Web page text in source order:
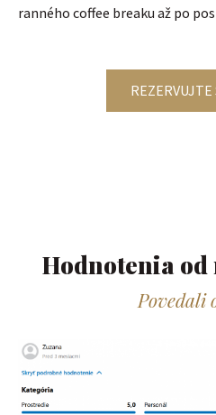
ranného coffee breaku až po
Hodnotenia
Povedali